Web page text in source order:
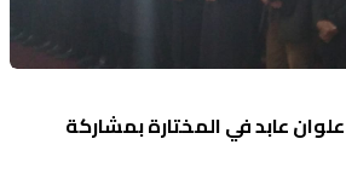
علوان عابد في المختارة بمشاركة